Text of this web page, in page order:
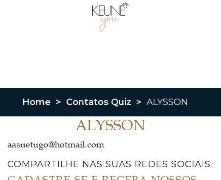
Home > Contatos Quiz > ALYSSON
ALYSSON
aasuetugo@hotmail.com
COMPARTILHE NAS SUAS REDES SOCIAIS